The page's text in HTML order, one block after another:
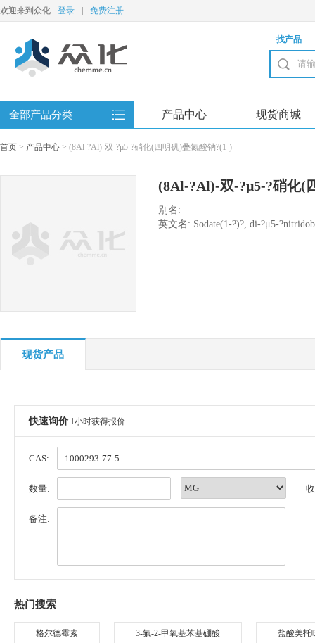
欢迎来到众化 登录 免费注册
找产品
全部产品分类 产品中心 现货商城
首页 > 产品中心 > (8Al-?Al)-双-?μ5-?硝化(四明矾)叠氮酸钠?(1-)
(8Al-?Al)-双-?μ5-?硝化(
别名:
英文名: Sodate(1-?)?, di-?μ5-
现货产品
快速询价 1小时获得报价
CAS:
数量:
备注:
热门搜索
格尔德霉素 3-氟-2-甲氧基苯基硼酸 盐酸美托